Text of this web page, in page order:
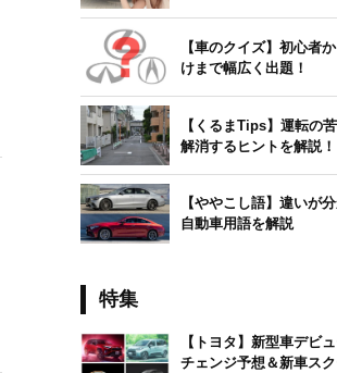
【車のクイズ】初心者
けまで幅広く出題！
【くるまTips】運転の
解消するヒントを解説！
【ややこし語】違いが
自動車用語を解説
特集
【トヨタ】新型車デビ
チェンジ予想＆新車ス